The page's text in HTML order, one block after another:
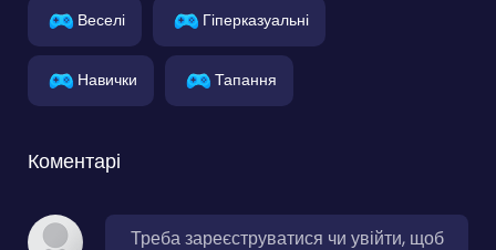
Веселі Гіперказуальні
Навички Тапання
Коментарі
Треба зареєструватися чи увійти, щоб